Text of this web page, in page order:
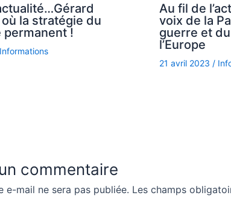
la stratégie du
permanent !
Informations
Au fil de
voix de la
guerre et
l’Europe
21 avril 2023 /
commentaire
e-mail ne sera pas publiée. Les champs